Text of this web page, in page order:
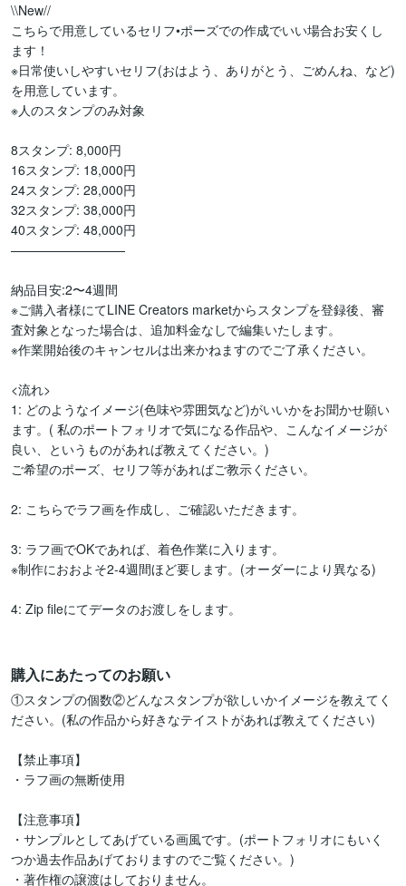
\\New//
こちらで用意しているセリフ•ポーズでの作成でいい場合お安くし
ます！
※日常使いしやすいセリフ(おはよう、ありがとう、ごめんね、など)
を用意しています。
※人のスタンプのみ対象
8スタンプ: 8,000円
16スタンプ: 18,000円
24スタンプ: 28,000円
32スタンプ: 38,000円
40スタンプ: 48,000円
—————————
納品目安:2〜4週間
※ご購入者様にてLINE Creators marketからスタンプを登録後、審
査対象となった場合は、追加料金なしで編集いたします。
※作業開始後のキャンセルは出来かねますのでご了承ください。
<流れ>
1: どのようなイメージ(色味や雰囲気など)がいいかをお聞かせ願い
ます。( 私のポートフォリオで気になる作品や、こんなイメージが
良い、というものがあれば教えてください。)
ご希望のポーズ、セリフ等があればご教示ください。
2: こちらでラフ画を作成し、ご確認いただきます。
3: ラフ画でOKであれば、着色作業に入ります。
※制作におおよそ2-4週間ほど要します。(オーダーにより異なる)
4: Zip fileにてデータのお渡しをします。
購入にあたってのお願い
①スタンプの個数②どんなスタンプが欲しいかイメージを教えてく
ださい。(私の作品から好きなテイストがあれば教えてください)
【禁止事項】
・ラフ画の無断使用
【注意事項】
・サンプルとしてあげている画風です。(ポートフォリオにもいく
つか過去作品あげておりますのでご覧ください。)
・著作権の譲渡はしておりません。